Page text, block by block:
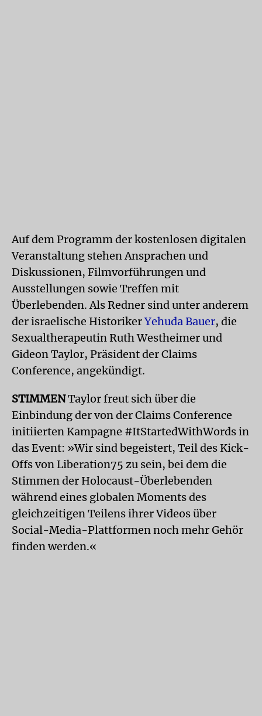
Auf dem Programm der kostenlosen digitalen
Veranstaltung stehen Ansprachen und
Diskussionen, Filmvorführungen und
Ausstellungen sowie Treffen mit
Überlebenden. Als Redner sind unter anderem
der israelische HistorikerYehuda Bauer, die
Sexualtherapeutin Ruth Westheimer und
Gideon Taylor, Präsident der Claims
Conference, angekündigt.
STIMMENTaylor freut sich über die
Einbindung der von der Claims Conference
initiierten Kampagne #ItStartedWithWords in
das Event: »Wir sind begeistert, Teil des Kick-
Offs von Liberation75 zu sein, bei dem die
Stimmen der Holocaust-Überlebenden
während eines globalen Moments des
gleichzeitigen Teilens ihrer Videos über
Social-Media-Plattformen noch mehr Gehör
finden werden.«